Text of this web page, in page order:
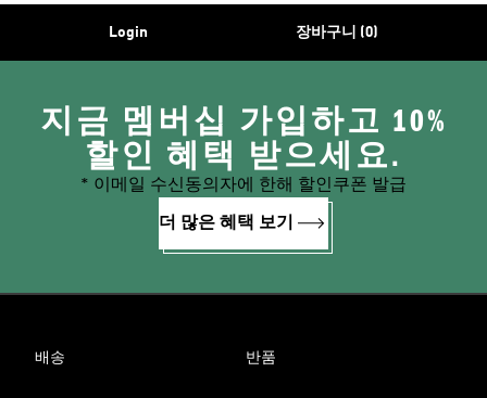
Login 장바구니 (0)
지금 멤버십 가입하고 10%
할인 혜택 받으세요.
* 이메일 수신동의자에 한해 할인쿠폰 발급
더 많은 혜택 보기
배송 반품